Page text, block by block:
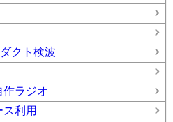
クト検波
作ラジオ
利用